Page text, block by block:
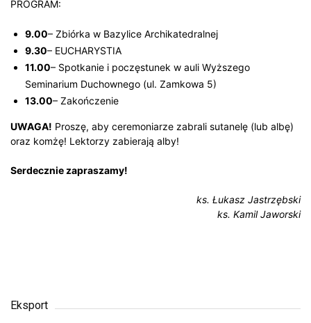
PROGRAM:
9.00– Zbiórka w Bazylice Archikatedralnej
9.30– EUCHARYSTIA
11.00– Spotkanie i poczęstunek w auli Wyższego
Seminarium Duchownego (ul. Zamkowa 5)
13.00– Zakończenie
UWAGA! Proszę, aby ceremoniarze zabrali sutanelę (lub albę)
oraz komżę! Lektorzy zabierają alby!
Serdecznie zapraszamy!
ks. Łukasz Jastrzębski
ks. Kamil Jaworski
Eksport